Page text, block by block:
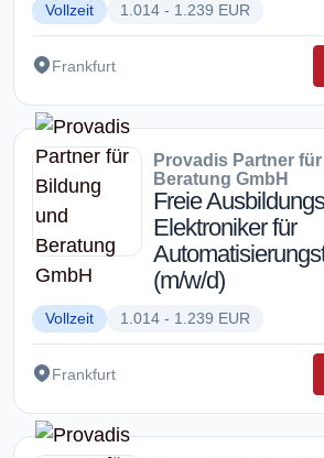
Vollzeit 1.014 - 1.239 EUR
Frankfurt
Provadis Partner
Beratung GmbH
Freie
Elektroniker für
(m/w/d)
Vollzeit 1.014 - 1.239 EUR
Frankfurt